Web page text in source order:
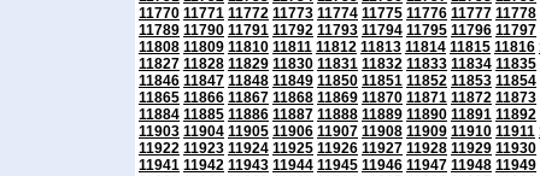
11770 11771 11772 11773 11774 11775 11776 11777 11778
11789 11790 11791 11792 11793 11794 11795 11796 11797
11808 11809 11810 11811 11812 11813 11814 11815 11816
11827 11828 11829 11830 11831 11832 11833 11834 11835
11846 11847 11848 11849 11850 11851 11852 11853 11854
11865 11866 11867 11868 11869 11870 11871 11872 11873
11884 11885 11886 11887 11888 11889 11890 11891 11892
11903 11904 11905 11906 11907 11908 11909 11910 11911
11922 11923 11924 11925 11926 11927 11928 11929 11930
11941 11942 11943 11944 11945 11946 11947 11948 11949